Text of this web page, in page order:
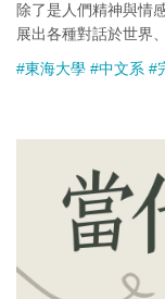
除了是人們精神與情
展出各種對話於世界
#東海大學 #中文系 #